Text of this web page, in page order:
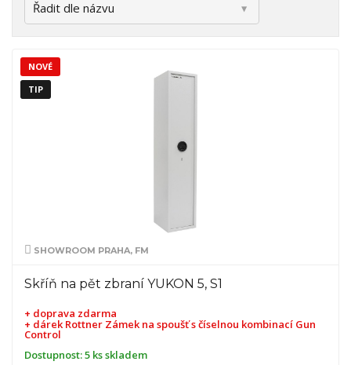
SHOWROOM PRAHA, FM
Skříň na pět zbraní YUKON 5, S1
+ doprava zdarma
+ dárekRottner Zámek na spoušť s číselnou kombinací Gun
Control
Dostupnost:5 ks skladem
NOVÉ
TIP